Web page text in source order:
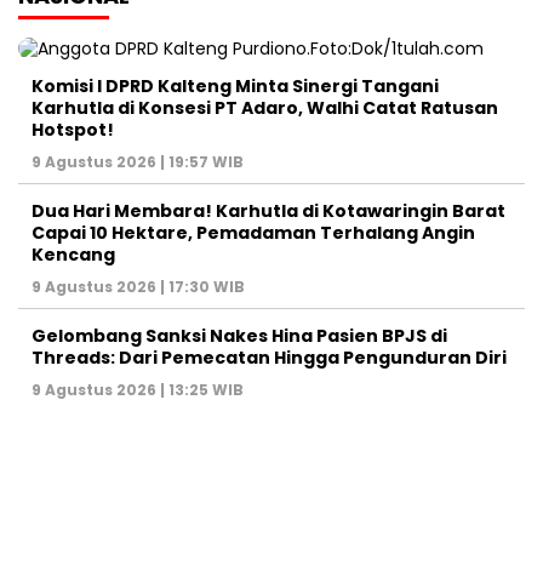
Komisi I DPRD Kalteng Minta Sinergi Tangani
Karhutla di Konsesi PT Adaro, Walhi Catat Ratusan
Hotspot!
9 Agustus 2026 | 19:57 WIB
Dua Hari Membara! Karhutla di Kotawaringin Barat
Capai 10 Hektare, Pemadaman Terhalang Angin
Kencang
9 Agustus 2026 | 17:30 WIB
Gelombang Sanksi Nakes Hina Pasien BPJS di
Threads: Dari Pemecatan Hingga Pengunduran Diri
9 Agustus 2026 | 13:25 WIB